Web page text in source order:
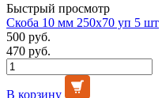
Быстрый просмотр
Скоба 10 мм 250х70 уп 5 шт
500 руб.
470 руб.
В корзину